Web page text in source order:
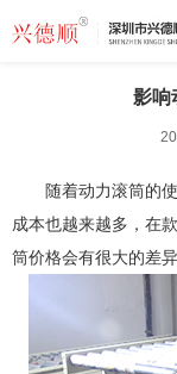
影响
随着动力滚筒的
成本也越来越多，在
筒价格会有很大的差